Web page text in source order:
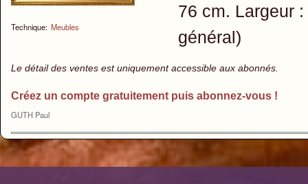
Technique: Meubles
76 cm. Largeur
général)
Le détail des ventes est uniquement accessible aux abonnés.
Créez un compte gratuitement puis abonnez-vous !
GUTH Paul